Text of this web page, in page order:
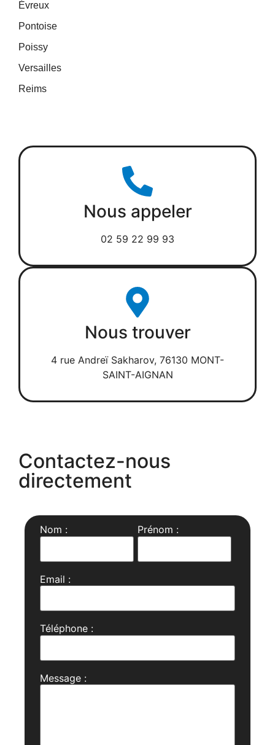
Évreux
Pontoise
Poissy
Versailles
Reims
Nous appeler
02 59 22 99 93
Nous trouver
4 rue Andreï Sakharov, 76130 MONT-
SAINT-AIGNAN
Contactez-nous
directement
Nom : Prénom :
Email :
Téléphone :
Message :